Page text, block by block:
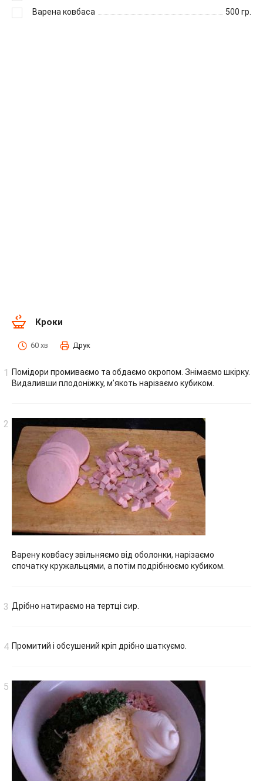
Варена ковбаса
500 гр.
Кроки
60 хв Друк
Помідори промиваємо та обдаємо окропом. Знімаємо шкірку.
Видаливши плодоніжку, м’якоть нарізаємо кубиком.
Варену ковбасу звільняємо від оболонки, нарізаємо
спочатку кружальцями, а потім подрібнюємо кубиком.
Дрібно натираємо на тертці сир.
Промитий і обсушений кріп дрібно шаткуємо.